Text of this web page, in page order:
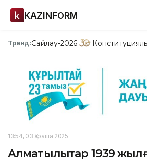
KAZINFORM
Тренд:Сайлау-2026
13:54, 03 Қараша 2025
Алматылықтар 1939